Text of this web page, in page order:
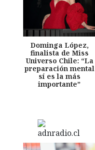
Dominga López,
finalista de Miss
Universo Chile: “La
preparación mental
sí es la más
importante”